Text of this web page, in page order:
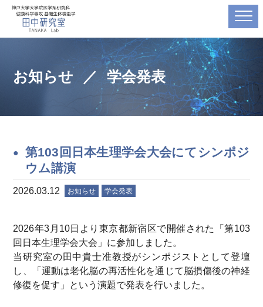
お知らせ 学会発表
第103回日本生理学会大会にてシンポジ
ウム講演
2026.03.12 お知らせ 学会発表
2026年3月10日より東京都新宿区で開催された「第103
回日本生理学会大会」に参加しました。
当研究室の田中貴士准教授がシンポジストとして登壇
し、「運動は老化脳の再活性化を通じて脳損傷後の神経
修復を促す」という演題で発表を行いました。